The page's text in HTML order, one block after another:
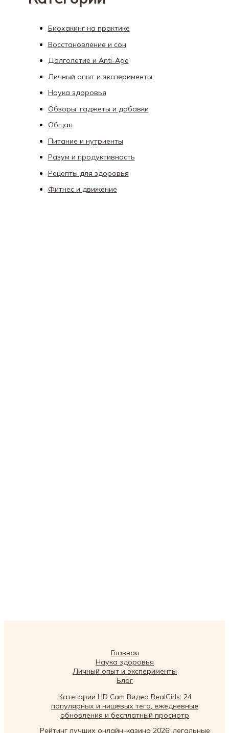
Биохакинг на практике
Восстановление и сон
Долголетие и Anti-Age
Личный опыт и эксперименты
Наука здоровья
Обзоры: гаджеты и добавки
Общая
Питание и нутриенты
Разум и продуктивность
Рецепты для здоровья
Фитнес и движение
Главная
Наука здоровья
Личный опыт и эксперименты
Блог
Категории HD Cam Видео RealGirls: 24
популярных и нишевых тега, ежедневные
обновления и бесплатный просмотр
Рейтинг лучших онлайн-казино 2026: легальные